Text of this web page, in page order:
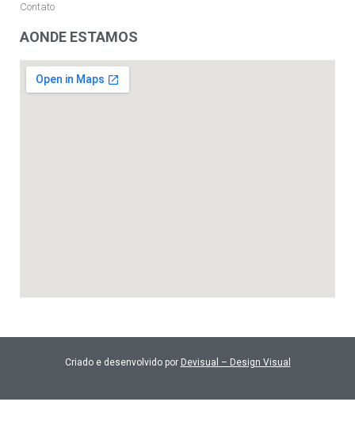
Contato
AONDE ESTAMOS
Criado e desenvolvido por Devisual – Design Visual